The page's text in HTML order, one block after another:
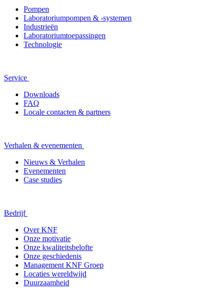
Pompen
Laboratoriumpompen & -systemen
Industrieën
Laboratoriumtoepassingen
Technologie
Service
Downloads
FAQ
Locale contacten & partners
Verhalen & evenementen
Nieuws & Verhalen
Evenementen
Case studies
Bedrijf
Over KNF
Onze motivatie
Onze kwaliteitsbelofte
Onze geschiedenis
Management KNF Groep
Locaties wereldwijd
Duurzaamheid